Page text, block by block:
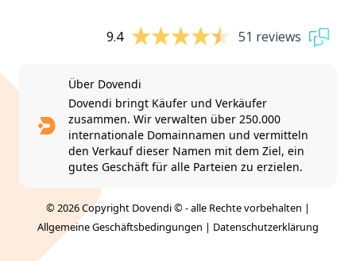
9.4 51 reviews
Über Dovendi
Dovendi bringt Käufer und Verkäufer
zusammen. Wir verwalten über 250.000
internationale Domainnamen und vermitteln
den Verkauf dieser Namen mit dem Ziel, ein
gutes Geschäft für alle Parteien zu erzielen.
© 2026 Copyright Dovendi © - alle Rechte vorbehalten |
Allgemeine Geschäftsbedingungen | Datenschutzerklärung